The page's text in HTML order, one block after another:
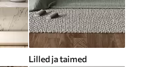
Lilled ja taimed